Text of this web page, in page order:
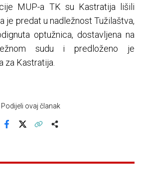
MUP-a TK su Kastratija lišili
je predat u nadležnost Tužilaštva,
optužnica, dostavljena na
sudu i predloženo je
za Kastratija.
Podijeli ovaj članak